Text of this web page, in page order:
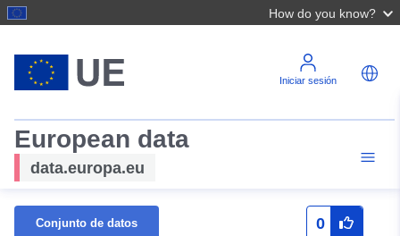
How do you know?
Iniciar sesión
European data
data.europa.eu
Conjunto de datos 0